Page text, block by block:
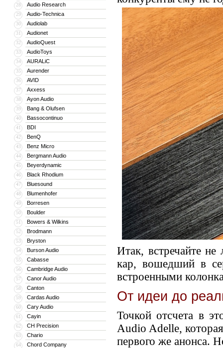
28 Audio Research
29 Audio-Technica
30 Audiolab
31 Audionet
32 AudioQuest
33 AudioToys
34 AURALiC
35 Aurender
36 AVID
37 Axxess
38 Ayon Audio
39 Bang & Olufsen
40 Bassocontinuo
41 BDI
42 BenQ
43 Benz Micro
44 Bergmann Audio
45 Beyerdynamic
46 Black Rhodium
47 Bluesound
48 Blumenhofer
49 Borresen
50 Boulder
51 Bowers & Wilkins
52 Brodmann
53 Bryston
54 Burson Audio
55 Cabasse
56 Cambridge Audio
57 Canor Audio
58 Canton
59 Cardas Audio
60 Cary Audio
61 Cayin
62 CH Precision
63 Chario
64 Chord Company
Итак, встречайте
кар, вошедший в
встроенными
От идеи до
Точкой отсчета в
Audio Adelle,
первого же анонса.